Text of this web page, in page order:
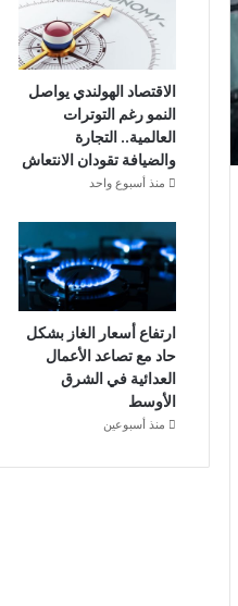
الاقتصاد الهولندي يواصل
النمو رغم التوترات
العالمية.. التجارة
والضيافة تقودان الانتعاش
منذ أسبوع واحد
ارتفاع أسعار الغاز بشكل
حاد مع تصاعد الأعمال
العدائية في الشرق
الأوسط
منذ أسبوعين